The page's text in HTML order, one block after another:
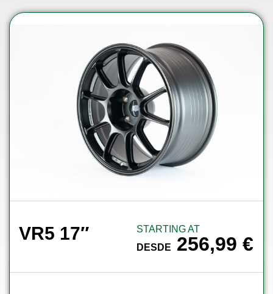
VR5 17″
STARTING AT
DESDE
256,99€